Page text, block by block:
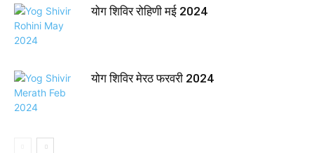
योग शिविर रोहिणी मई 2024
योग शिविर मेरठ फरवरी 2024